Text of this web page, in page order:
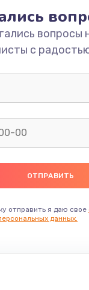
вопросы
с
отправить я даю свое
данных.